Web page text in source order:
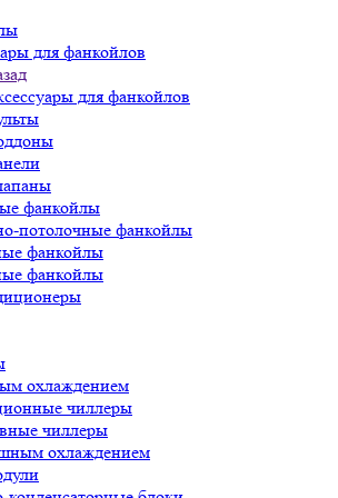
для фанкойлов
для фанкойлов
фанкойлы
потолочные фанкойлы
фанкойлы
фанкойлы
охлаждением
чиллеры
чиллеры
охлаждением